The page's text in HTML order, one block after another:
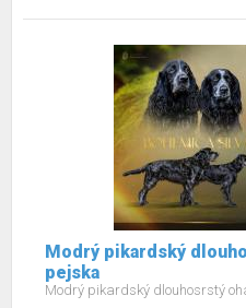
Modrý pikardský
pejska
Modrý pikardský dlouhosrstý